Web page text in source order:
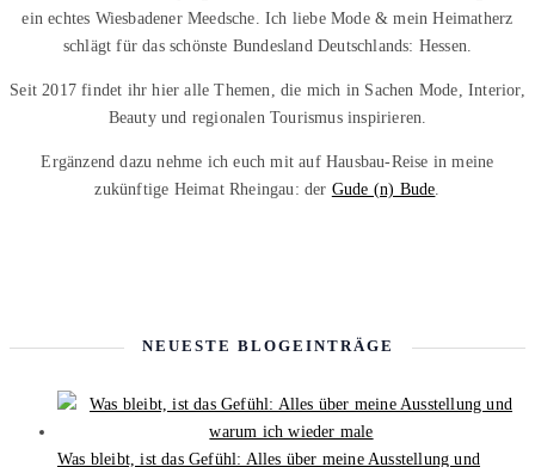
ein echtes Wiesbadener Meedsche. Ich liebe Mode & mein Heimatherz
schlägt für das schönste Bundesland Deutschlands: Hessen.
Seit 2017 findet ihr hier alle Themen, die mich in Sachen Mode, Interior,
Beauty und regionalen Tourismus inspirieren.
Ergänzend dazu nehme ich euch mit auf Hausbau-Reise in meine
zukünftige Heimat Rheingau: der Gude (n) Bude
NEUESTE BLOGEINTRÄGE
Was bleibt, ist das Gefühl: Alles über meine Ausstellung und